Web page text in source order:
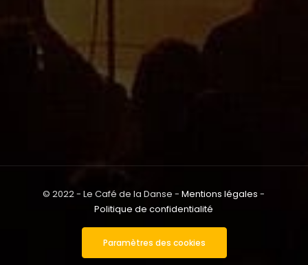
© 2022 - Le Café de la Danse -Mentions légales -
Politique de confidentialité
Paramètres des cookies